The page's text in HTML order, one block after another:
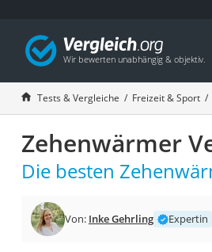
Tests & Vergleiche Freizeit & Sport
Zehenwärmer
Die besten
Von: Inke Gehrling Expertin